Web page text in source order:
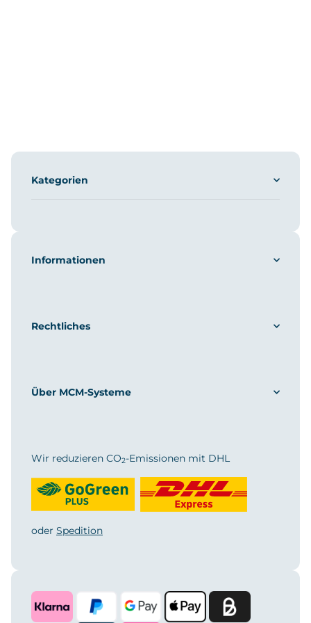
Kategorien
Informationen
Rechtliches
Über MCM-Systeme
Wir reduzieren CO2-Emissionen mit DHL
oder Spedition